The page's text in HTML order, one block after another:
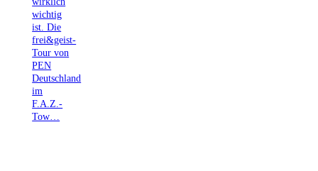
wichtig
ist. Die
frei&geist-
Tour von
PEN
Deutschland
im
F.A.Z.-
Tow…